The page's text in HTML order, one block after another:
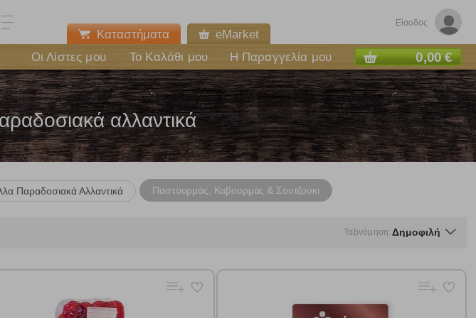
Είσοδος
Καταστήματα
eMarket
Οι Λίστες μου Το Καλάθι μου Η Παραγγελία μου 0,00 €
αλλαντικά
Παραδοσιακά Αλλαντικά Παστουρμάς, Καβουρμάς & Σουτζούκι
Ταξινόμηση: Δημοφιλή
αναζήτηση προϊόντων.
με κόμμα ανάμεσά τους, και κάντε
αποτελέσματα από